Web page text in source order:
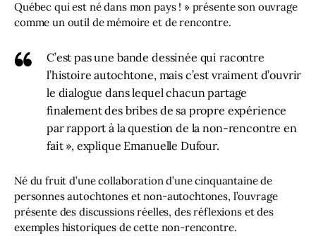
Québec qui est né dans mon pays ! » présente son ouvrage
comme un outil de mémoire et de rencontre.
C’est pas une bande dessinée qui racontre
l’histoire autochtone, mais c’est vraiment d’ouvrir
le dialogue dans lequel chacun partage
finalement des bribes de sa propre expérience
par rapport à la question de la non-rencontre en
fait », explique Emanuelle Dufour.
Né du fruit d’une collaboration d’une cinquantaine de
personnes autochtones et non-autochtones, l’ouvrage
présente des discussions réelles, des réflexions et des
exemples historiques de cette non-rencontre.